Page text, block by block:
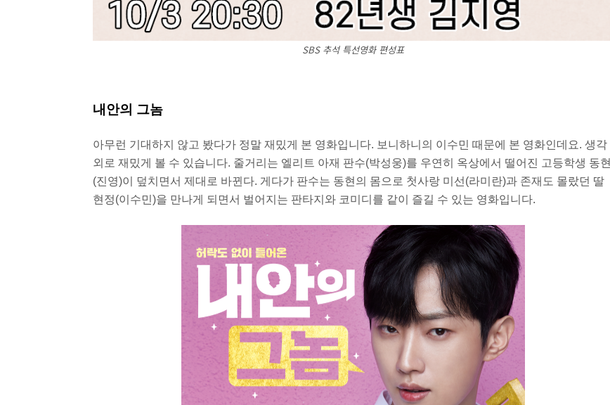
SBS 추석 특선영화 편성표
내안의 그놈
아무런 기대하지 않고 봤다가 정말 재밌게 본 영화입니다. 보니하니의 이수민 때문에 본 영화인데요. 생각
외로 재밌게 볼 수 있습니다. 줄거리는 엘리트 아재 판수(박성웅)를 우연히 옥상에서 떨어진 고등학생 동현
(진영)이 덮치면서 제대로 바뀐다. 게다가 판수는 동현의 몸으로 첫사랑 미선(라미란)과 존재도 몰랐던 딸
현정(이수민)을 만나게 되면서 벌어지는 판타지와 코미디를 같이 즐길 수 있는 영화입니다.